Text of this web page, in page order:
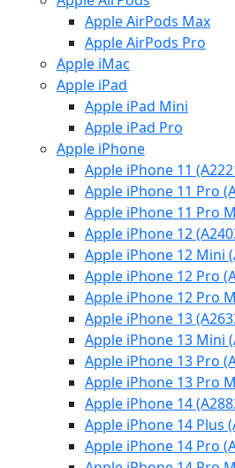
Apple AirPods Max
Apple AirPods Pro
Apple iMac
Apple iPad
Apple iPad Mini
Apple iPad Pro
Apple iPhone
Apple iPhone 11
Apple iPhone 11 Pro
Apple iPhone 11 Pro
Apple iPhone 12
Apple iPhone 12 Mini
Apple iPhone 12 Pro
Apple iPhone 12 Pro
Apple iPhone 13
Apple iPhone 13 Mini
Apple iPhone 13 Pro
Apple iPhone 13 Pro
Apple iPhone 14
Apple iPhone 14 Plus
Apple iPhone 14 Pro